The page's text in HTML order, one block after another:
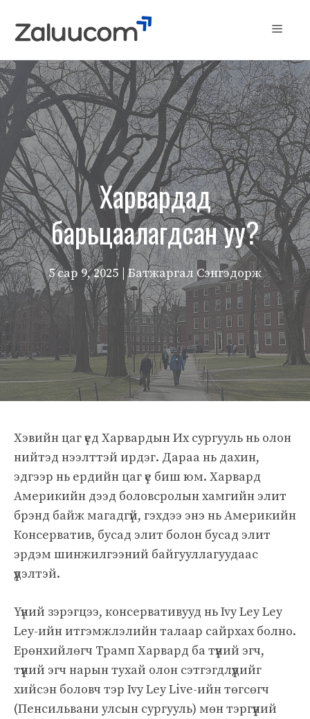
Menu
Харвардад
барьцаалагдсан уу?
5 сар 9, 2025 | Батжаргал Сэнгэдорж
Хэвийн цаг үед Харвардын Их сургууль нь олон
нийтэд нээлттэй ирдэг. Дараа нь дахин,
эдгээр нь ердийн цаг үе биш юм. Харвард
Америкийн дээд боловсролын хамгийн элит
брэнд байж магадгүй, гэхдээ энэ нь Америкийн
Консерватив, бусад элит болон бусад элит
эрдэм шинжилгээний байгууллагуудаас
үүдэлтэй.
Үүний зэрэгцээ, консервативууд нь Ivy Ley Ley
Ley-ийн итгэмжлэлийн талаар сайрхах болно.
Ерөнхийлөгч Трамп Харвард ба түүний эгч,
түүний эгч нарын тухай олон сэтгэгдлүүдийг
хийсэн боловч тэр Ivy Ley Live-ийн төгсөгч
(Пенсильвани улсын сургууль) мөн тэргүүний